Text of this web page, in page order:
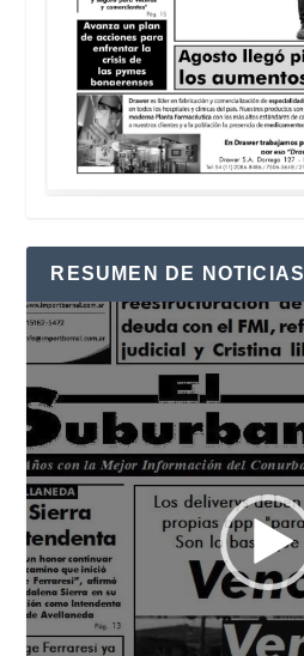
RESUMEN DE NOTICIAS
Reproductor
de
vídeo